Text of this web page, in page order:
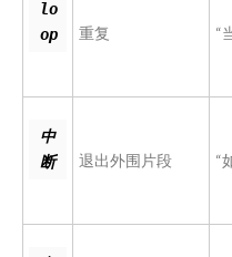
lo
op
重复 “
中
断
退出外围片段 “